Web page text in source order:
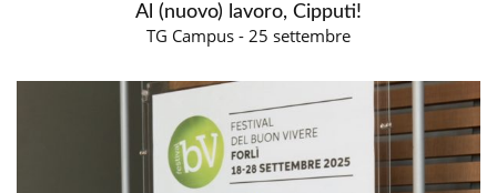
Al (nuovo) lavoro, Cipputi!
TG Campus - 25 settembre